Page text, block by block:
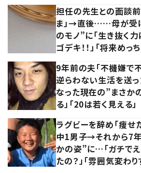
担任の先生との面談
ま」→直後……母が受
のモノ”に「生き抜く力
ゴデキ！！」「将来めっ
9年前の夫「不機嫌で
逆らわない生活を送
なった現在の”まさか
る」「20は若く見える」
ラグビーを辞め「痩せ
中1男子→それから7
かの姿”に…「ガチでえ
たの？」「雰囲気変わり